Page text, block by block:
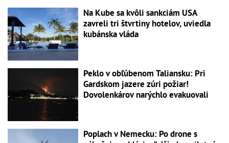
Na Kube sa kvôli sankciám USA
zavreli tri štvrtiny hotelov, uviedla
kubánska vláda
Peklo v obľúbenom Taliansku: Pri
Gardskom jazere zúri požiar!
Dovolenkárov narýchlo evakuovali
Poplach v Nemecku: Po drone s